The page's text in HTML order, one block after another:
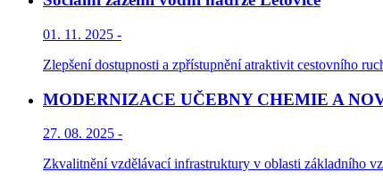
01. 11. 2025 -
Zlepšení dostupnosti a zpřístupnění atraktivit cestovního
MODERNIZACE UČEBNY CHEMIE A
27. 08. 2025 -
Zkvalitnění vzdělávací infrastruktury v oblasti základního